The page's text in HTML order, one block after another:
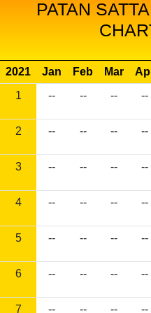
PATAN
2021 Jan Feb Mar
1
-- -- -- --
2 -- -- -- --
3 -- -- -- --
4 -- -- -- --
5 -- -- -- --
6 -- -- -- --
7 -- -- -- --